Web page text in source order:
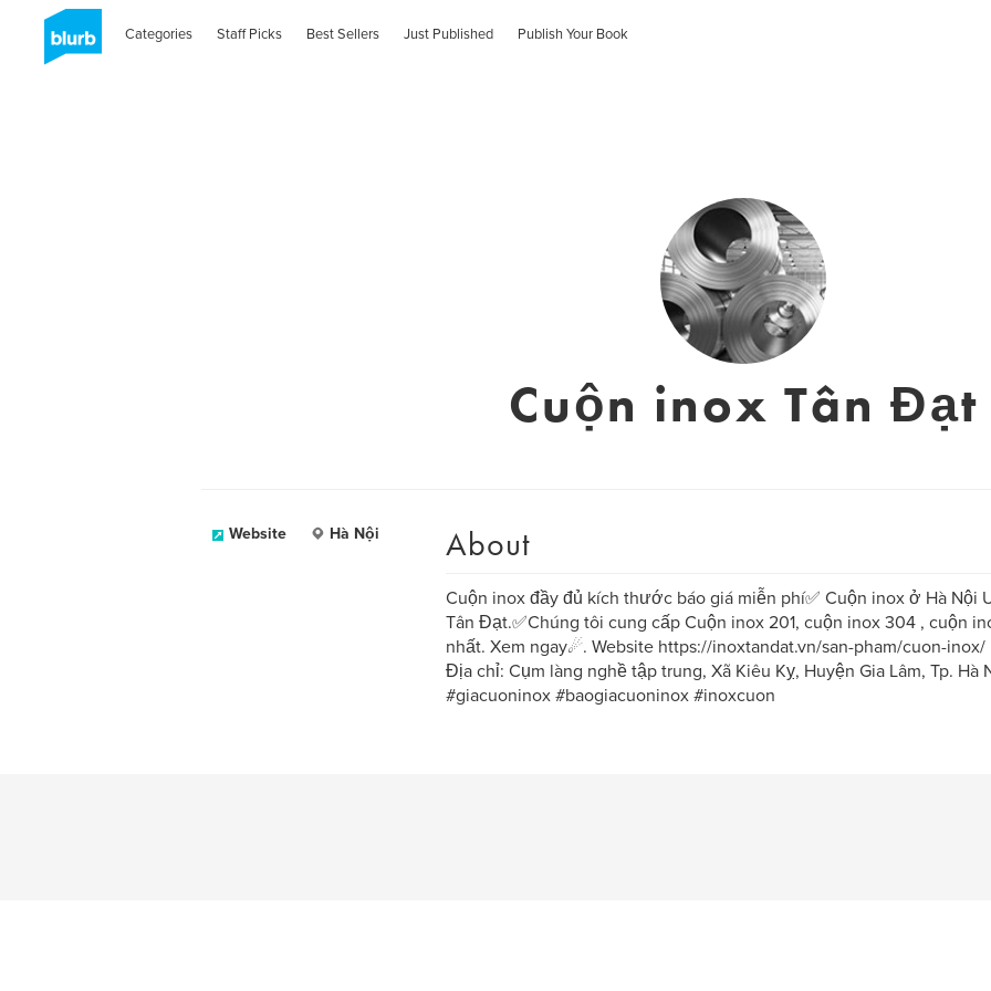
Categories Staff Picks Best Sellers Just Published Publish Your Book
Cuộn inox Tân Đạt
Website Hà Nội About
Cuộn inox đầy đủ kích thước báo giá miễn phí✅ Cuộn inox ở Hà Nội
Tân Đạt.✅Chúng tôi cung cấp Cuộn inox 201, cuộn inox 304 , cuộn
nhất. Xem ngay☄. Website https://inoxtandat.vn/san-pham/cuon-
Địa chỉ: Cụm làng nghề tập trung, Xã Kiêu Kỵ, Huyện Gia Lâm, Tp. Hà
#giacuoninox #baogiacuoninox #inoxcuon